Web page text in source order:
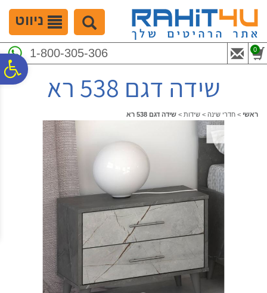
נגישות
המרכזי
ניווט
1-800-305-306 0
שידה דגם 538 רא
ראשי > חדרי שינה > שידות > שידה דגם 538 רא